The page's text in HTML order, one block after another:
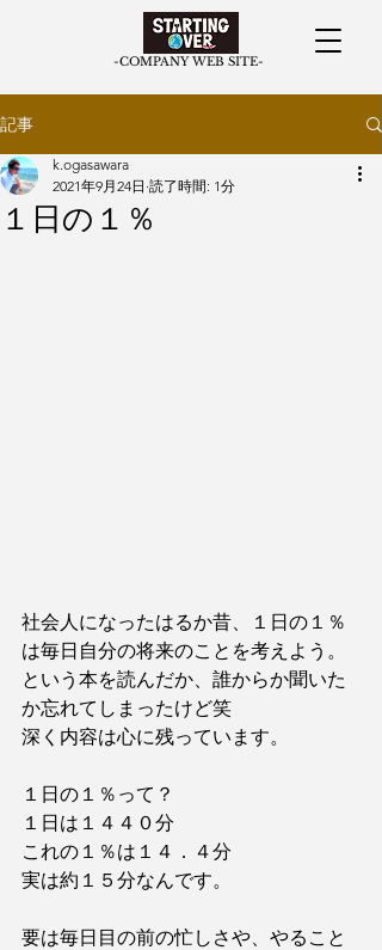
​-COMPANY WEB SITE-
記事
１日の１％
k.ogasawara
2021年9月24日 読了時間: 1分
社会人になったはるか昔、１日の１％
は毎日自分の将来のことを考えよう。
という本を読んだか、誰からか聞いた
か忘れてしまったけど笑
深く内容は心に残っています。
１日の１％って？
１日は１４４０分
これの１％は１４．４分
実は約１５分なんです。
要は毎日目の前の忙しさや、やること